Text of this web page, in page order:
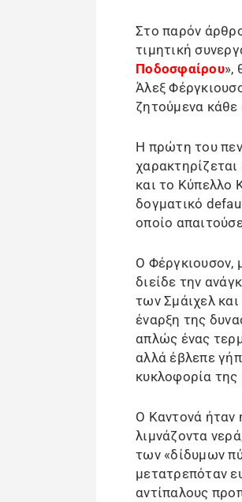
Στο παρόν
τιμητική
Ποδοσφαίρου»,
Άλεξ
ζητούμενα κάθε
Η πρώτη του
και το Κύπελλο
δογματικό
οποίο
Ο Φέργκιουσον,
διείδε την
των Σμάιχελ
έναρξη της
απλώς ένας
αλλά έβλεπε
κυκλοφορία της
Ο Καντονά ήταν
λιμνάζοντα
των «δίδυμων
μετατρεπόταν
αντίπαλους